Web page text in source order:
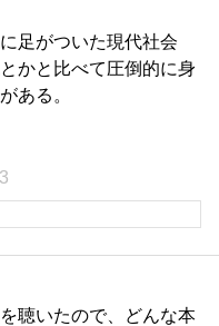
足がついた現代社会
かと比べて圧倒的に身
ある。
聴いたので、どんな本